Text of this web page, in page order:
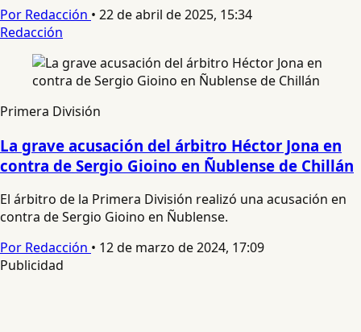
Por Redacción • 22 de abril de 2025, 15:34
Redacción
Primera División
La grave acusación del árbitro Héctor Jona en
contra de Sergio Gioino en Ñublense de Chillán
El árbitro de la Primera División realizó una acusación en
contra de Sergio Gioino en Ñublense.
Por Redacción • 12 de marzo de 2024, 17:09
Publicidad